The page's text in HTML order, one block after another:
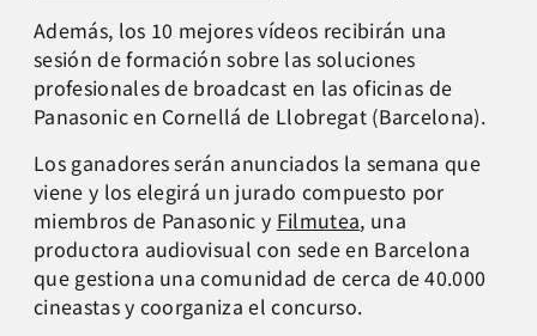
Además, los 10 mejores vídeos recibirán una
sesión de formación sobre las soluciones
profesionales de broadcast en las oficinas de
Panasonic en Cornellá de Llobregat (Barcelona).
Los ganadores serán anunciados la semana que
viene y los elegirá un jurado compuesto por
miembros de Panasonic y Filmutea, una
productora audiovisual con sede en Barcelona
que gestiona una comunidad de cerca de 40.000
cineastas y coorganiza el concurso.